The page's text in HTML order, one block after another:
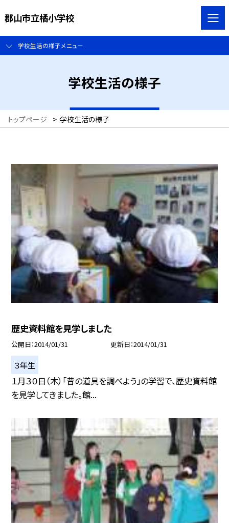
郡山市立橘小学校
学校生活の様子メニュー
学校生活の様子
トップページ > 学校生活の様子
歴史資料館を見学しました
公開日 2014/01/31 更新日 2014/01/31
３年生
１月３０日（木）「昔の道具を調べよう」の学習で、歴史資料館
を見学してきました。館...